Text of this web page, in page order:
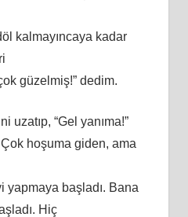
kalmayıncaya kadar
güzelmiş!” dedim.
uzatıp, “Gel yanıma!”
hoşuma giden, ama
yapmaya başladı. Bana
Hiç